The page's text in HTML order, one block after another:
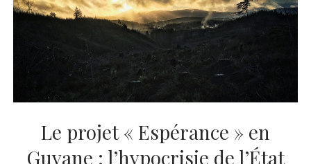
CINÉMA
LITTÉRATURE
ÉCONOMIE
SPORT
MÉDIAS
instagram
emailemail-
form
Le projet « Espérance » en
Guyane : l’hypocrisie de l’État